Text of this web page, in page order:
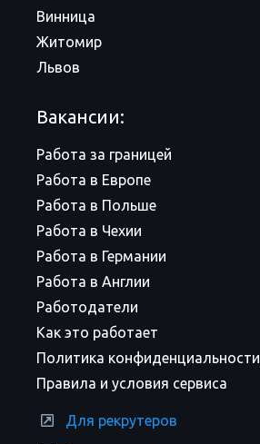
Винница
Житомир
Львов
Вакансии:
Работа за границей
Работа в Европе
Работа в Польше
Работа в Чехии
Работа в Германии
Работа в Англии
Работодатели
Как это работает
Политика конфиденциальности
Правила и условия сервиса
Для рекрутеров